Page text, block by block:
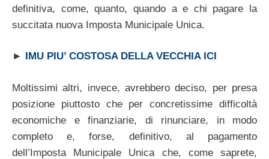
definitiva, come, quanto, quando a e chi pagare la
succitata nuova Imposta Municipale Unica.
► IMU PIU’ COSTOSA DELLA VECCHIA ICI
Moltissimi altri, invece, avrebbero deciso, per presa
posizione piuttosto che per concretissime difficoltà
economiche e finanziarie, di rinunciare, in modo
completo e, forse, definitivo, al pagamento
dell’Imposta Municipale Unica che, come saprete,